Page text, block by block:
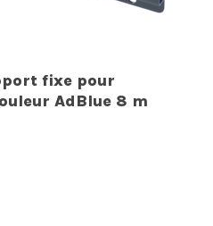
fixe pour
AdBlue 8 m